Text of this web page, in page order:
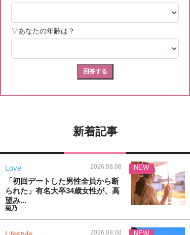
新着記事
Love 2026.08.08
「初回デートした男性全員から断
られた」有名大卒34歳女性が、高
望み...
菊乃
NEW
2026.08.08 NEW